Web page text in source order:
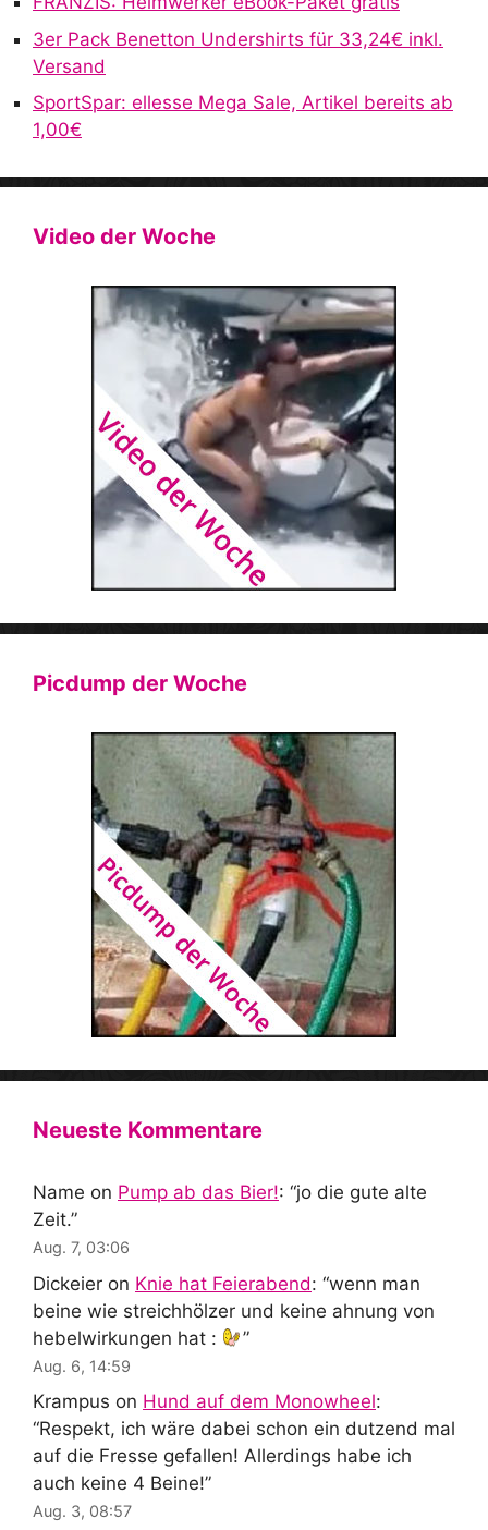
3er Pack Benetton Undershirts für 33,24€ inkl.
Versand
SportSpar: ellesse Mega Sale, Artikel bereits ab
1,00€
Video der Woche
Picdump der Woche
Neueste Kommentare
Name on Pump ab das Bier!: “jo die gute alte
Zeit.”
Aug. 7, 03:06
Dickeier on Knie hat Feierabend: “wenn man
beine wie streichhölzer und keine ahnung von
hebelwirkungen hat :
”
Aug. 6, 14:59
Krampus on Hund auf dem Monowheel:
“Respekt, ich wäre dabei schon ein dutzend mal
auf die Fresse gefallen! Allerdings habe ich
auch keine 4 Beine!”
Aug. 3, 08:57